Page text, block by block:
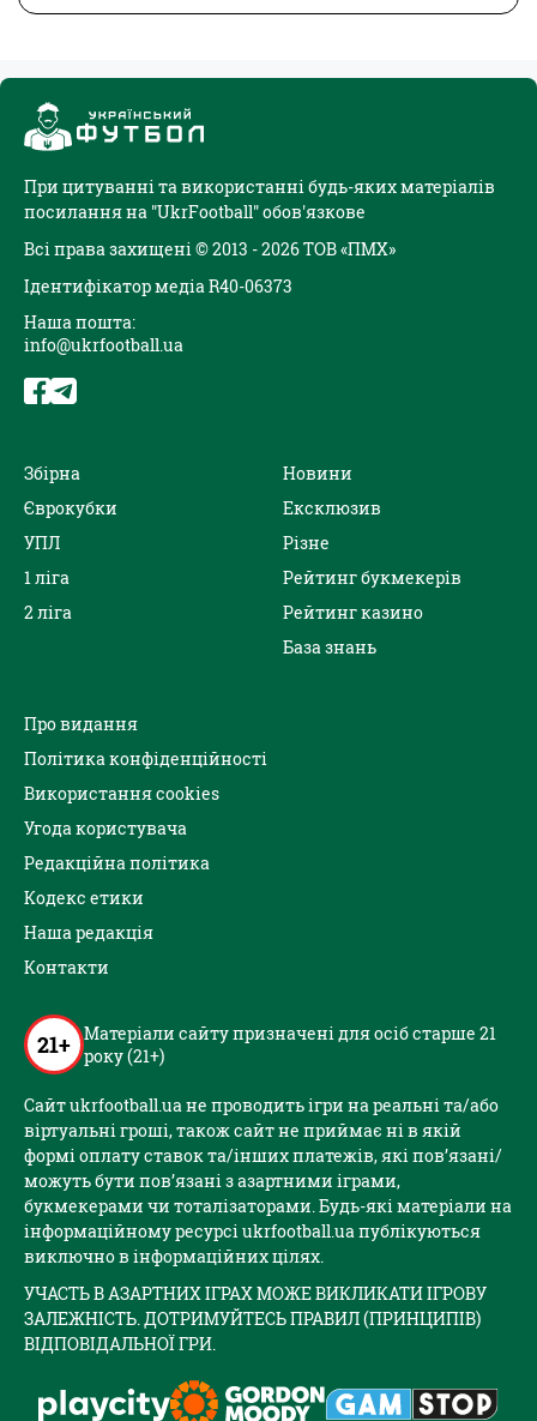
При цитуванні та використанні будь-яких матеріалів
посилання на "UkrFootball" обов'язкове
Всі права захищені © 2013 - 2026 ТОВ «ПМХ»
Ідентифікатор медіа R40-06373
Наша пошта:
info@ukrfootball.ua
Збірна
Єврокубки
УПЛ
1 ліга
2 ліга
Новини
Ексклюзив
Різне
Рейтинг букмекерів
Рейтинг казино
База знань
Про видання
Політика конфіденційності
Використання cookies
Угода користувача
Редакційна політика
Кодекс етики
Наша редакція
Контакти
21+ Матеріали сайту призначені для осіб старше 21
року (21+)
Сайт ukrfootball.ua не проводить ігри на реальні та/або
віртуальні гроші, також сайт не приймає ні в якій
формі оплату ставок та/інших платежів, які пов’язані/
можуть бути пов’язані з азартними іграми,
букмекерами чи тоталізаторами. Будь-які матеріали на
інформаційному ресурсі ukrfootball.ua публікуються
виключно в інформаційних цілях.
УЧАСТЬ В АЗАРТНИХ ІГРАХ МОЖЕ ВИКЛИКАТИ ІГРОВУ
ЗАЛЕЖНІСТЬ. ДОТРИМУЙТЕСЬ ПРАВИЛ (ПРИНЦИПІВ)
ВІДПОВІДАЛЬНОЇ ГРИ.